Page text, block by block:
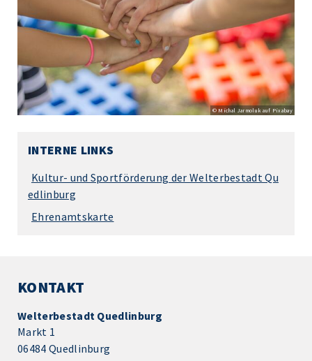
© Michal Jarmoluk auf Pixabay
INTERNE LINKS
Kultur- und Sportförderung der Welterbestadt Qu
edlinburg
Ehrenamtskarte
KONTAKT
Welterbestadt Quedlinburg
Markt 1
06484 Quedlinburg